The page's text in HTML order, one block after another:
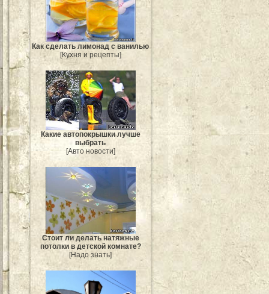
Как сделать лимонад с ванилью
[Кухня и рецепты]
Какие автопокрышки лучше
выбрать
[Авто новости]
Стоит ли делать натяжные
потолки в детской комнате?
[Надо знать]